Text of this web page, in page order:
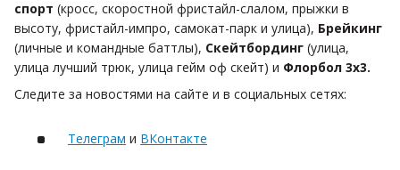
спорт (кросс, скоростной фристайл-слалом, прыжки в
высоту, фристайл-импро, самокат-парк и улица), Брейкинг
(личные и командные баттлы), Скейтбординг (улица,
улица лучший трюк, улица гейм оф скейт) и Флорбол 3х3.
Следите за новостями на сайте и в социальных сетях:
Телеграм и ВКонтакте